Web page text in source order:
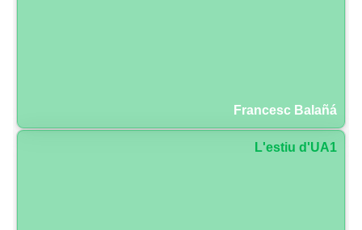
Francesc Balañá
L'estiu d'UA1